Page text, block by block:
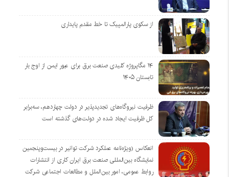
از سکوی پارالمپیک تا خط مقدم پایداری
۱۴ مگاپروژه‌ کلیدی صنعت برق برای عبور ایمن از اوج بار
تابستان ۱۴۰۵
ظرفیت نیروگاه‌های تجدیدپذیر در دولت چهاردهم، سه‌برابر
کل ظرفیت ایجاد شده در دولت‌های گذشته است
انعکاس (ویژه‌نامه عملکرد شرکت توانیر در بیست‌وپنجمین
نمایشگاه بین‌المللی صنعت برق ایران کاری از انتشارات
روابط عمومی، امور بین‌الملل و مطالعات اجتماعی شرکت